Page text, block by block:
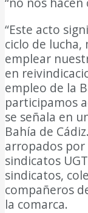
“Este acto
ciclo de lucha,
emplear
en
empleo de la
participamos
se señala en
Bahía de
arropados
sindicatos
sindicatos,
compañeros
la comarca.